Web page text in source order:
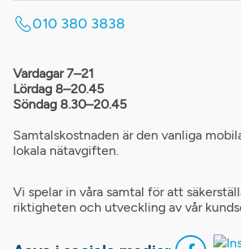
010 380 3838
Vardagar 7–21
Lördag 8–20.45
Söndag 8.30–20.45
Samtalskostnaden är den vanliga
lokala nätavgiften.
Vi spelar in våra samtal för att
riktigheten och utveckling av vår